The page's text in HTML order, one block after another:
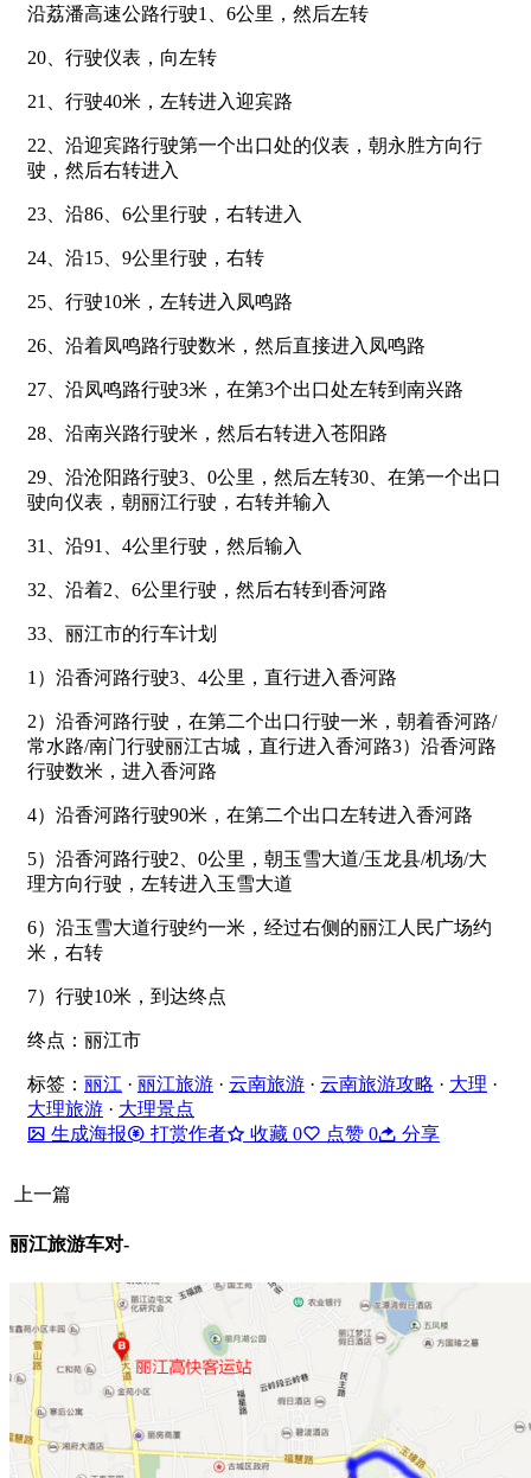
沿荔潘高速公路行驶1、6公里，然后左转
20、行驶仪表，向左转
21、行驶40米，左转进入迎宾路
22、沿迎宾路行驶第一个出口处的仪表，朝永胜方向行
驶，然后右转进入
23、沿86、6公里行驶，右转进入
24、沿15、9公里行驶，右转
25、行驶10米，左转进入凤鸣路
26、沿着凤鸣路行驶数米，然后直接进入凤鸣路
27、沿凤鸣路行驶3米，在第3个出口处左转到南兴路
28、沿南兴路行驶米，然后右转进入苍阳路
29、沿沧阳路行驶3、0公里，然后左转30、在第一个出口
驶向仪表，朝丽江行驶，右转并输入
31、沿91、4公里行驶，然后输入
32、沿着2、6公里行驶，然后右转到香河路
33、丽江市的行车计划
1）沿香河路行驶3、4公里，直行进入香河路
2）沿香河路行驶，在第二个出口行驶一米，朝着香河路/
常水路/南门行驶丽江古城，直行进入香河路3）沿香河路
行驶数米，进入香河路
4）沿香河路行驶90米，在第二个出口左转进入香河路
5）沿香河路行驶2、0公里，朝玉雪大道/玉龙县/机场/大
理方向行驶，左转进入玉雪大道
6）沿玉雪大道行驶约一米，经过右侧的丽江人民广场约
米，右转
7）行驶10米，到达终点
终点：丽江市
标签： 丽江 · 丽江旅游 · 云南旅游 · 云南旅游攻略 · 大理 ·
大理旅游 · 大理景点
生成海报
打赏作者 收藏 0 点赞 0 分享
上一篇
丽江旅游车对-